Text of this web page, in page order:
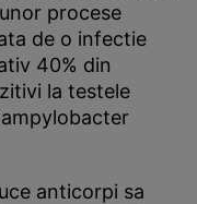
procese
de o infectie
40% din
la testele
anticorpi sa